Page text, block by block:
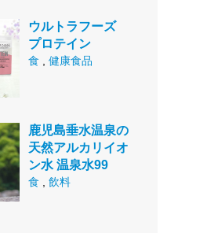
ウルトラフーズ
プロテイン
食 健康食品
鹿児島垂水温泉の
天然アルカリイオ
ン水 温泉水99
食 飲料